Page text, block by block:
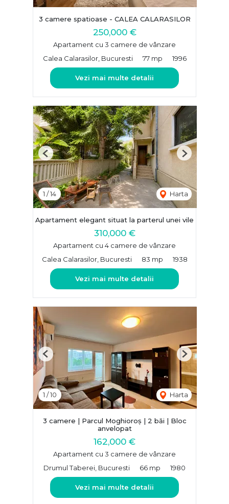
3 camere spatioase - CALEA CALARASILOR
250,000 €
Apartament cu 3 camere de vânzare
Calea Calarasilor, Bucuresti
77 mp 1996
Vezi mai multe detalii
1 /14 Harta
Previous Next
Apartament elegant situat la parterul unei vile
310,000 €
Apartament cu 4 camere de vânzare
Calea Calarasilor, Bucuresti
83 mp 1938
Vezi mai multe detalii
1 /10 Harta
Previous Next
3 camere | Parcul Moghioroș | 2 băi | Bloc
anvelopat
162,000 €
Apartament cu 3 camere de vânzare
Drumul Taberei, Bucuresti
66 mp 1980
Vezi mai multe detalii